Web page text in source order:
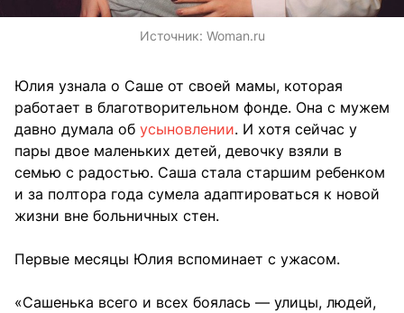
Источник: Woman.ru
Юлия узнала о Саше от своей мамы, которая
работает в благотворительном фонде. Она с мужем
давно думала об усыновлении. И хотя сейчас у
пары двое маленьких детей, девочку взяли в
семью с радостью. Саша стала старшим ребенком
и за полтора года сумела адаптироваться к новой
жизни вне больничных стен.
Первые месяцы Юлия вспоминает с ужасом.
«Сашенька всего и всех боялась — улицы, людей,